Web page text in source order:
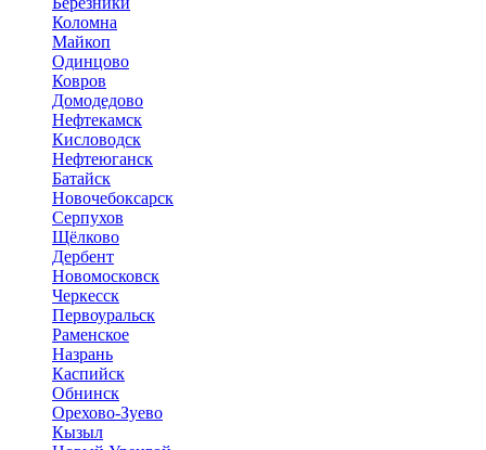
Коломна
Майкоп
Одинцово
Ковров
Домодедово
Нефтекамск
Кисловодск
Нефтеюганск
Батайск
Новочебоксарск
Серпухов
Щёлково
Дербент
Новомосковск
Черкесск
Первоуральск
Раменское
Назрань
Каспийск
Обнинск
Орехово-Зуево
Кызыл